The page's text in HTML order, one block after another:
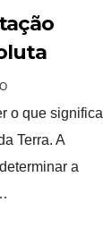
o que significa
Terra. A
a